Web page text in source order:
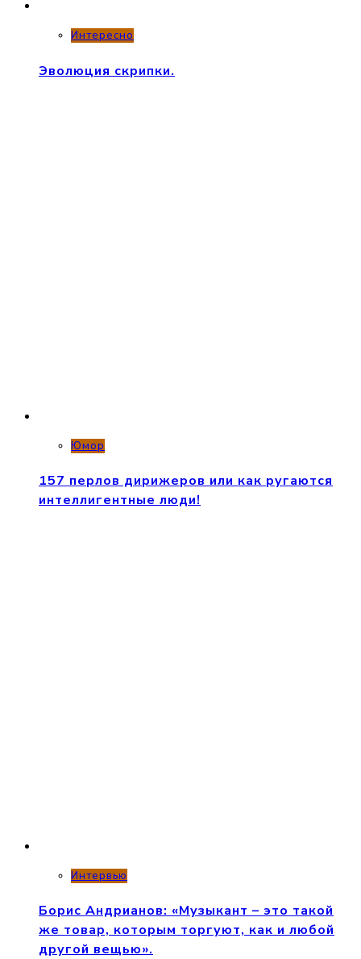
Интересно
Эволюция скрипки.
Юмор
157 перлов дирижеров или как ругаются
интеллигентные люди!
Интервью
Борис Андрианов: «Музыкант – это такой
же товар, которым торгуют, как и любой
другой вещью».